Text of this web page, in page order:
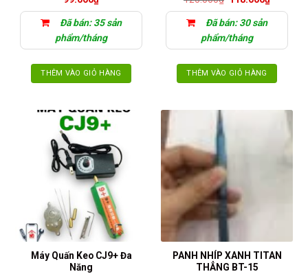
Đã bán: 35 sản
phẩm/tháng
THÊM VÀO GIỎ HÀNG
là:
125.000₫.
Đã bán: 30 sản
phẩm/tháng
THÊM VÀO GIỎ HÀNG
Máy Quấn Keo CJ9+ Đa
Năng
PANH NHÍP XANH TITAN
THẲNG BT-15